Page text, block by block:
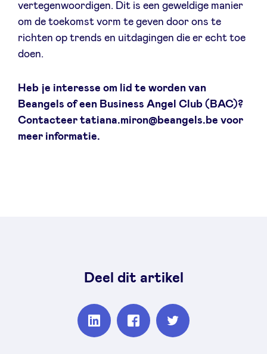
vertegenwoordigen. Dit is een geweldige manier
om de toekomst vorm te geven door ons te
richten op trends en uitdagingen die er echt toe
doen.
Heb je interesse om lid te worden van
Beangels of een Business Angel Club (BAC)?
Contacteer tatiana.miron@beangels.be voor
meer informatie.
Deel dit artikel
PartagerPartagerPartager